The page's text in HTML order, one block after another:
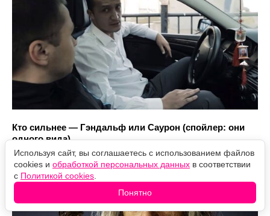
Кто сильнее — Гэндальф или Саурон (спойлер: они
одного вида)
Используя сайт, вы соглашаетесь с использованием файлов
cookies и обработкой персональных данных в соответствии
с Политикой cookies
Понятно